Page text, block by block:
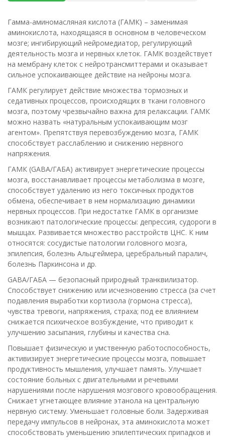
Гамма-аминомасляная кислота (ГАМК) – заменимая
аминокислота, находящаяся в основном в человеческом
мозге; ингибирующий нейромедиатор, регулирующий
деятельность мозга и нервных клеток. ГАМК воздействует
на мембрану клеток с нейротрансмиттерами и оказывает
сильное успокаивающее действие на нейроны мозга.
ГАМК регулирует действие множества тормозных и
седативных процессов, происходящих в ткани головного
мозга, поэтому чрезвычайно важна для релаксации. ГАМК
можно назвать «натуральным успокаивающим мозг
агентом». Препятствуя перевозбуждению мозга, ГАМК
способствует расслаблению и снижению нервного
напряжения.
ГАМК (GABA/ГАБА) активирует энергетические процессы
мозга, восстанавливает процессы метаболизма в мозге,
способствует удалению из него токсичных продуктов
обмена, обеспечивает в нем нормализацию динамики
нервных процессов. При недостатке ГАМК в организме
возникают патологические процессы: депрессия, судороги в
мышцах. Развивается множество расстройств ЦНС. К ним
относятся: сосудистые патологии головного мозга,
эпилепсия, болезнь Альцгеймера, церебральный паралич,
болезнь Паркинсона и др.
GABA/ГАБА — безопасный природный транквилизатор.
Способствует снижению или исчезновению стресса (за счет
подавления выработки кортизола (гормона стресса),
чувства тревоги, напряжения, страха; под ее влиянием
снижается психическое возбуждение, что приводит к
улучшению засыпания, глубины и качества сна.
Повышает физическую и умственную работоспособность,
активизирует энергетические процессы мозга, повышает
продуктивность мышления, улучшает память. Улучшает
состояние больных с двигательными и речевыми
нарушениями после нарушения мозгового кровообращения.
Снижает угнетающее влияние этанола на центральную
нервную систему. Уменьшает головные боли. Задерживая
передачу импульсов в нейронах, эта аминокислота может
способствовать уменьшению эпилептических припадков и